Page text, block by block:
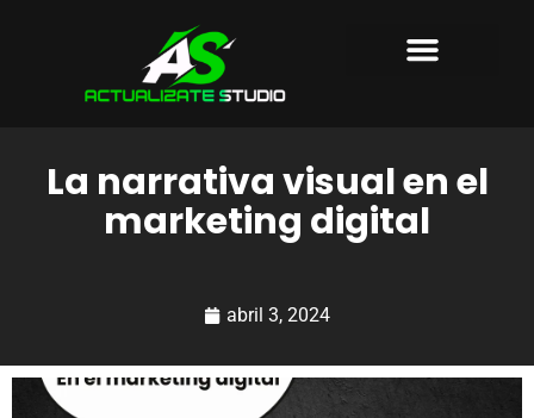
La narrativa visual en el
marketing digital
abril 3, 2024